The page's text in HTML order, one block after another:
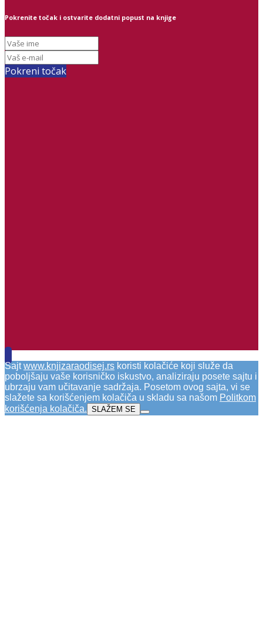
Pokrenite točak i ostvarite dodatni popust na knjige
Pokreni točak
Sajtwww.knjizaraodisej.rs koristi kolačiće koji služe da
poboljšaju vaše korisničko iskustvo, analiziraju posete sajtu i
ubrzaju vam učitavanje sadržaja. Posetom ovog sajta, vi se
slažete sa korišćenjem kolačiča u skladu sa našom Politkom
korišćenja kolačiča. SLAŽEM SE